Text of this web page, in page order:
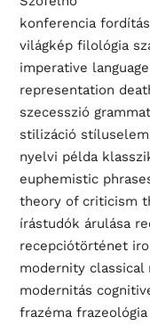
konferencia
világkép filológia
imperative
representation
szecesszió
stilizáció
nyelvi példa
euphemistic
theory of criticism
írástudók árulása
recepciótörténet
modernity classical
modernitás
frazéma